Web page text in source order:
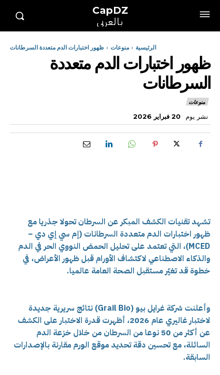
CapDZ
بالعربي
الرئيسية منوعات ظهور اختبارات الدم متعددة السرطانات
ظهور اختبارات الدم متعددة
السرطانات
منوعات
نشر يوم 20 فبراير 2026
تشهد تقنيات الكشف المبكر عن السرطان تحولا جذريا مع
ظهور اختبارات الدم متعددة السرطانات (إم سي إي دي –
MCED)، التي تعتمد على تحليل الحمض النووي الحر في الدم
والذكاء الاصطناعي لاكتشاف الأورام قبل ظهور الأعراض، في
خطوة قد تغيّر مستقبل الصحة العامة عالميا.
وأعلنت شركة غرايل بيو (Grail Bio) نتائج سريرية جديدة
لاختبار غاليري عام 2026، أظهرت قدرة الاختبار على الكشف
عن أكثر من 50 نوعا من السرطان من خلال خزعة الدم
السائلة، مع تحسين دقة تحديد موقع الورم مقارنة بالإصدارات
السابقة.